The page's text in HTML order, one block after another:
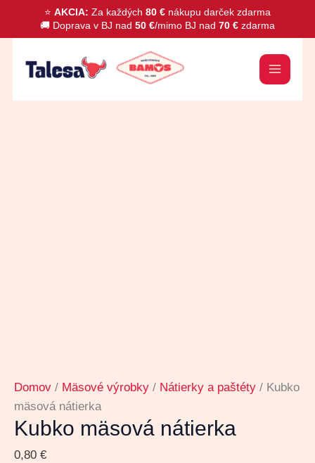
⭐ AKCIA: Za každých 80 € nákupu darček zdarma
🚚 Doprava v BJ nad 50 €/mimo BJ nad 70 € zdarma
Preskočiť
Domov / Mäsové výrobky / Nátierky a paštéty / Kubko
mäsová nátierka
Kubko mäsová nátierka
0,80 €
Kubko
nátierka